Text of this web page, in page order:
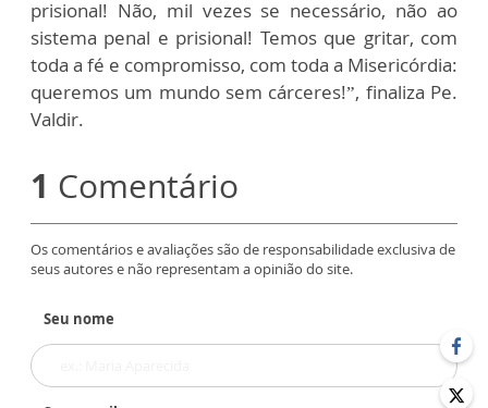
prisional! Não, mil vezes se necessário, não ao
sistema penal e prisional! Temos que gritar, com
toda a fé e compromisso, com toda a Misericórdia:
queremos um mundo sem cárceres!”, finaliza Pe.
Valdir.
1 Comentário
Os comentários e avaliações são de responsabilidade exclusiva de
seus autores e não representam a opinião do site.
Seu nome